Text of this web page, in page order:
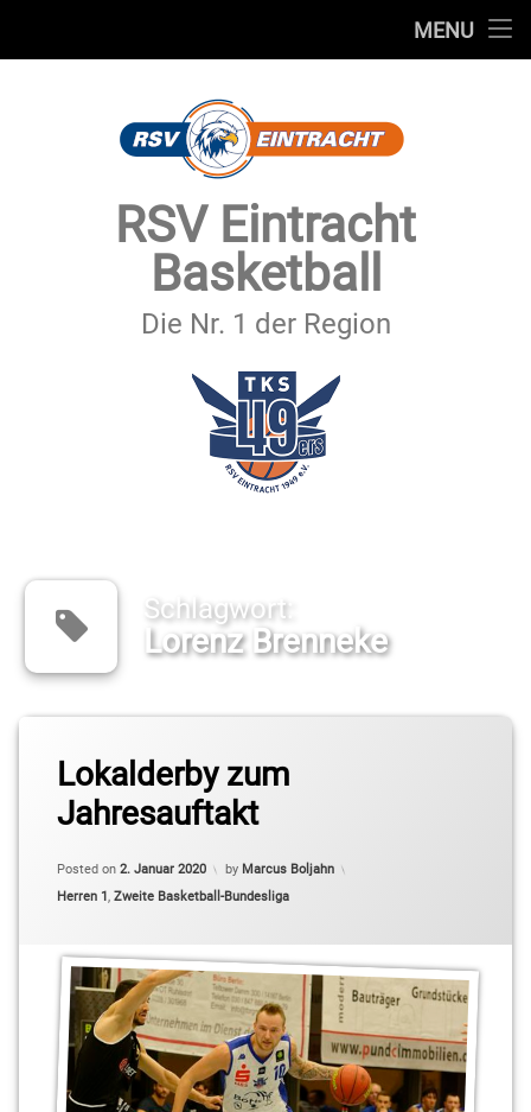
MENU
SECHSTER MANN
IMPRESSUM & DATENSCHUTZ
RSV Eintracht
Basketball
Die Nr. 1 der Region
Schlagwort:
Lorenz Brenneke
Lokalderby zum
Jahresauftakt
Posted on 2. Januar 2020 by Marcus Boljahn
Categories:
Herren 1, Zweite Basketball-Bundesliga
ALBA
Berlin
Bundesliga
ProB
Kresimir
Nikic
Lorenz
Brenneke